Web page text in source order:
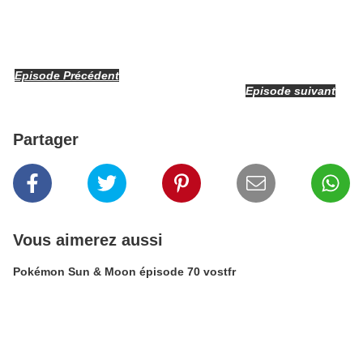
Episode Précédent
Episode suivant
Partager
Vous aimerez aussi
Pokémon Sun & Moon épisode 70 vostfr